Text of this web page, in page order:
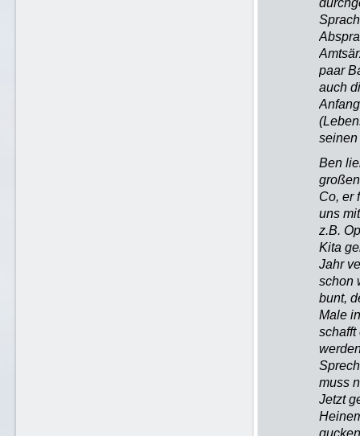
paar
auch
seinen
Ben
Co, er
uns
z.B.
Kita
Jahr
schon
bunt,
Male
schafft
muss
Jetzt